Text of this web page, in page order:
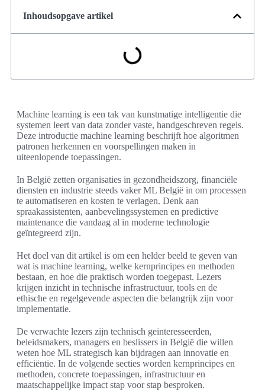
Inhoudsopgave artikel
Machine learning is een tak van kunstmatige intelligentie die
systemen leert van data zonder vaste, handgeschreven regels.
Deze introductie machine learning beschrijft hoe algoritmen
patronen herkennen en voorspellingen maken in
uiteenlopende toepassingen.
In België zetten organisaties in gezondheidszorg, financiële
diensten en industrie steeds vaker ML België in om processen
te automatiseren en kosten te verlagen. Denk aan
spraakassistenten, aanbevelingssystemen en predictive
maintenance die vandaag al in moderne technologie
geïntegreerd zijn.
Het doel van dit artikel is om een helder beeld te geven van
wat is machine learning, welke kernprincipes en methoden
bestaan, en hoe die praktisch worden toegepast. Lezers
krijgen inzicht in technische infrastructuur, tools en de
ethische en regelgevende aspecten die belangrijk zijn voor
implementatie.
De verwachte lezers zijn technisch geïnteresseerden,
beleidsmakers, managers en beslissers in België die willen
weten hoe ML strategisch kan bijdragen aan innovatie en
efficiëntie. In de volgende secties worden kernprincipes en
methoden, concrete toepassingen, infrastructuur en
maatschappelijke impact stap voor stap besproken.